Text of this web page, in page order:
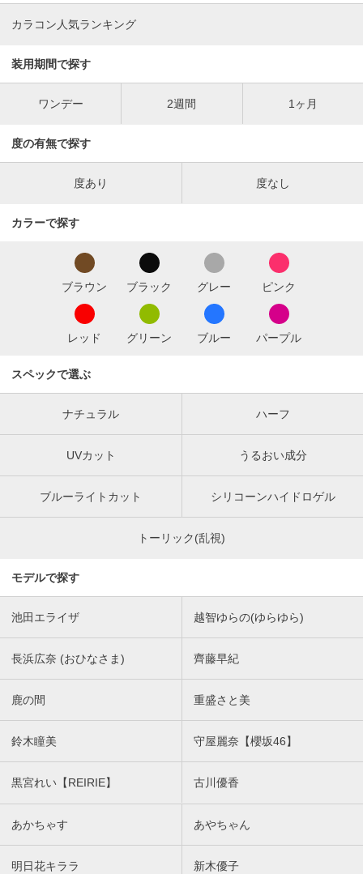
カラコン人気ランキング
装用期間で探す
ワンデー 2週間 1ヶ月
度の有無で探す
度あり 度なし
カラーで探す
ブラウン ブラック グレー ピンク
レッド グリーン ブルー パープル
スペックで選ぶ
ナチュラル ハーフ
UVカット うるおい成分
ブルーライトカット シリコーンハイドロゲル
トーリック(乱視)
モデルで探す
池田エライザ 越智ゆらの(ゆらゆら)
長浜広奈 (おひなさま) 齊藤早紀
鹿の間 重盛さと美
鈴木瞳美 守屋麗奈【櫻坂46】
黒宮れい【REIRIE】 古川優香
あかちゃす あやちゃん
明日花キララ 新木優子